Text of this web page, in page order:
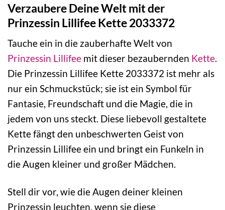
Verzaubere Deine Welt mit der
Prinzessin Lillifee Kette 2033372
Tauche ein in die zauberhafte Welt von
Prinzessin Lillifee mit dieser bezaubernden Kette.
Die Prinzessin Lillifee Kette 2033372 ist mehr als
nur ein Schmuckstück; sie ist ein Symbol für
Fantasie, Freundschaft und die Magie, die in
jedem von uns steckt. Diese liebevoll gestaltete
Kette fängt den unbeschwerten Geist von
Prinzessin Lillifee ein und bringt ein Funkeln in
die Augen kleiner und großer Mädchen.
Stell dir vor, wie die Augen deiner kleinen
Prinzessin leuchten, wenn sie diese